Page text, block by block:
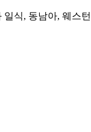
식, 동남아, 웨스